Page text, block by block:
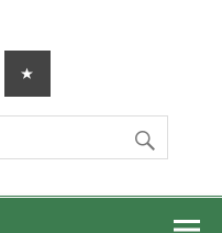
Geislingen